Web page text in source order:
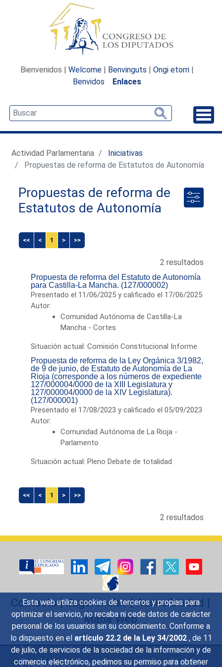
Esta web utiliza cookies de terceros y propias para
optimizar el servicio, no recaba ni cede datos de carácter
personal de los usuarios sin su conocimiento. Conforme a
lo dispuesto en el artículo 22.2 de la Ley 34/2002 , de 11
de julio, de servicios de la sociedad de la información y de
comercio electrónico, pedimos su permiso para obtener
Bienvenidos | Welcome | Benvinguts | Ongi etorri |
Benvidos
Enlaces
Actividad Parlamentaria
Iniciativas
Propuestas de reforma de Estatutos de Autonomía
Propuestas de reforma de
Estatutos de Autonomía
<< < 1 > >>
2 resultados
Propuesta de reforma del Estatuto de Autonomía
para Castilla-La Mancha. (127/000002)
Presentado el 11/06/2025 y calificado el 17/06/2025
Autor:
Comunidad Autónoma de Castilla-La
Mancha - Cortes
Situación actual: Comisión Constitucional Informe
Propuesta de reforma de la Ley Orgánica 3/1982,
de 9 de junio, de Estatuto de Autonomía de La
Rioja (corresponde a los números de expediente
127/000004/0000 de la XIII Legislatura y
127/000004/0000 de la XIV Legislatura).
(127/000001)
Presentado el 17/08/2023 y calificado el 05/09/2023
Autor:
Comunidad Autónoma de La Rioja -
Parlamento
Situación actual: Pleno Debate de totalidad
<< < 1 > >>
2 resultados
Contacto|Sugerencias|Accesibilidad |
Mapa Web
Preguntas Frecuentes|Aviso legal|